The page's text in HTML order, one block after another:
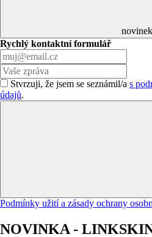
novinek
Rychlý kontaktní formulář
Stvrzuji, že jsem se seznámil/a s
údajů.
Podmínky užití a zásady ochrany
NOVINKA -